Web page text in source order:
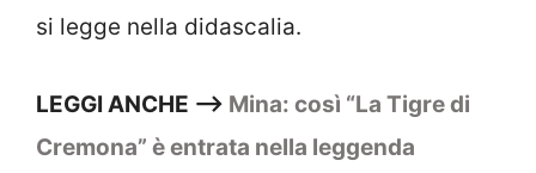
si legge nella didascalia.
LEGGI ANCHE –> Mina: così “La Tigre di
Cremona” è entrata nella leggenda